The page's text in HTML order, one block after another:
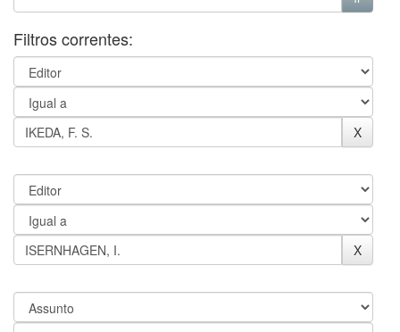
Filtros correntes: